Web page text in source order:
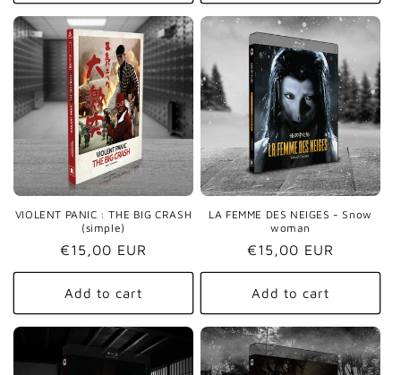
VIOLENT PANIC : THE BIG CRASH
(simple)
Regular
price
€15,00 EUR
Add to cart
LA FEMME DES NEIGES - Snow
woman
Regular
price
€15,00 EUR
Add to cart